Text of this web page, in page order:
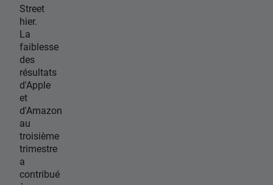
Street
hier.
La
faiblesse
des
résultats
d'Apple
et
d'Amazon
au
troisième
trimestre
a
contribué